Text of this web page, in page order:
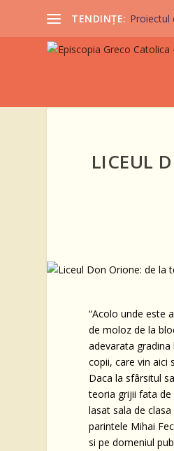
TENDINȚE: Proiectul
LICEUL
“Acolo unde este
de moloz de la
adevarata
copii, care vin aici
Daca la sfârsitul
teoria grijii fata de
lasat sala de
parintele Mihai
si pe domeniul